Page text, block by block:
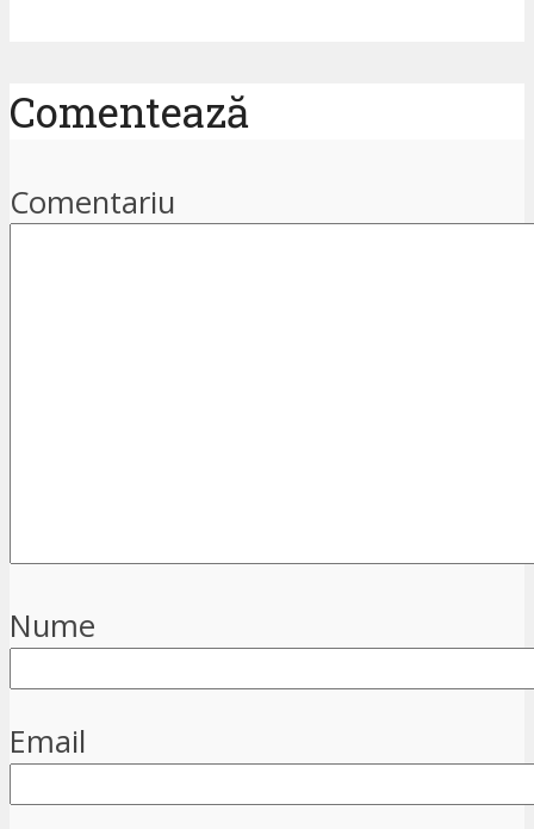
Comentează
Comentariu
Nume
Email